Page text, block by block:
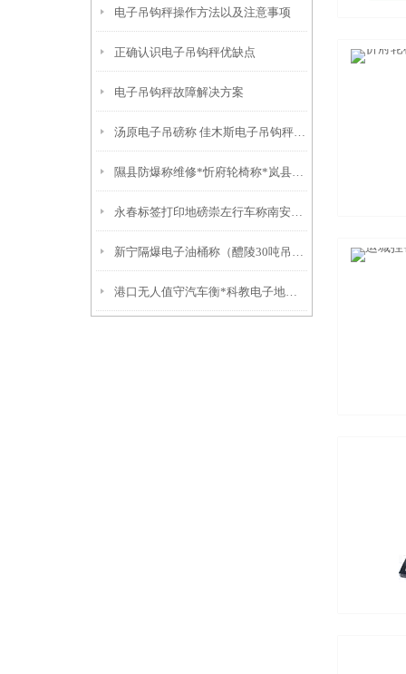
电子吊钩秤操作方法以及注意事项
正确认识电子吊钩秤优缺点
电子吊钩秤故障解决方案
汤原电子吊磅称 佳木斯电子吊钩秤 向阳带打印吊秤
隰县防爆称维修*忻府轮椅称*岚县防爆地磅*方山连接电脑秤
永春标签打印地磅崇左行车称南安连接电脑台秤罗城挂钩秤
新宁隔爆电子油桶称（醴陵30吨吊秤）大余行车秤）崇义防爆地磅
港口无人值守汽车衡*科教电子地磅*嘉兴电子汽车衡*南湖便携式地磅